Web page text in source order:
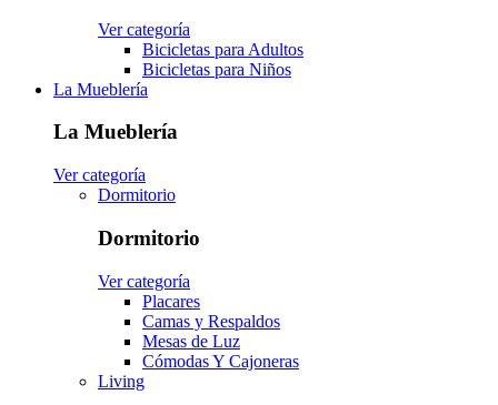
Ver categoría
Bicicletas para Adultos
Bicicletas para Niños
La Mueblería
La Mueblería
Ver categoría
Dormitorio
Dormitorio
Ver categoría
Placares
Camas y Respaldos
Mesas de Luz
Cómodas Y Cajoneras
Living